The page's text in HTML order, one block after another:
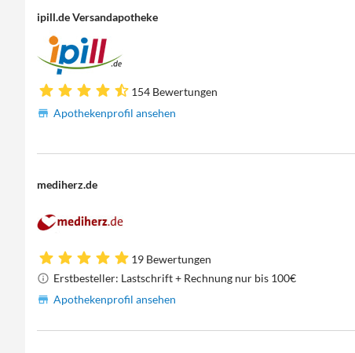
ipill.de Versandapotheke
154 Bewertungen
Apothekenprofil ansehen
mediherz.de
19 Bewertungen
Erstbesteller: Lastschrift + Rechnung nur bis 100€
Apothekenprofil ansehen